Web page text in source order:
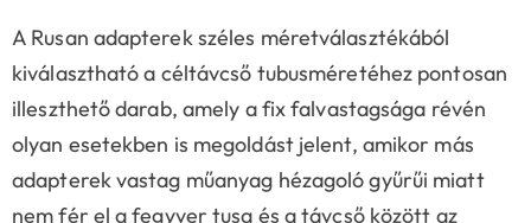
A Rusan adapterek széles méretválasztékából
kiválasztható a céltávcső tubusméretéhez pontosan
illeszthető darab, amely a fix falvastagsága révén
olyan esetekben is megoldást jelent, amikor más
adapterek vastag műanyag hézagoló gyűrűi miatt
nem fér el a fegyver tusa és a távcső között az